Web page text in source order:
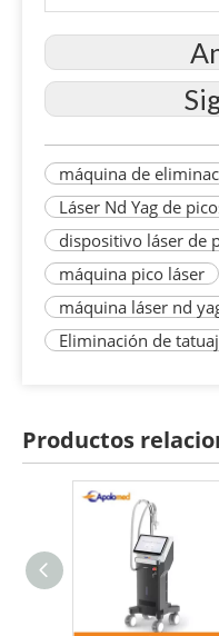
máquina de
Láser Nd Yag de
dispositivo láser de
máquina pico láser
máquina láser nd
Eliminación de
Productos